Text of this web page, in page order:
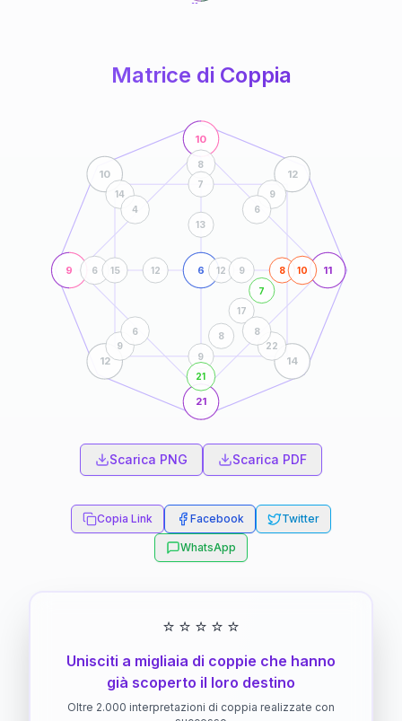
60
Matrice di Coppia
9
10
11
21
6
10 12
12 14
9
8
17
7
8
6
8
10
21
15
7
12 9
12
13
14
4
9
6
9
6
22
8
Scarica PNG Scarica PDF
Copia Link Facebook Twitter
WhatsApp
⭐ ⭐ ⭐ ⭐ ⭐
Unisciti a migliaia di coppie che hanno
già scoperto il loro destino
Oltre 2.000 interpretazioni di coppia realizzate con